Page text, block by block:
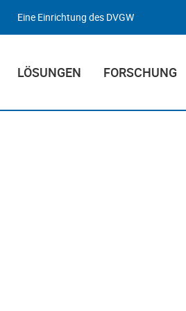
LÖSUNGEN FORSCHUNG
Eine Einrichtung des DVGW